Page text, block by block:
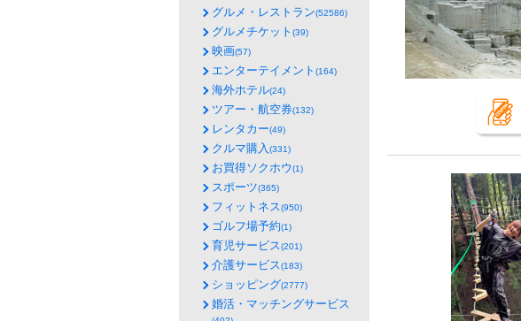
グルメ・レストラン(52586)
グルメチケット (39)
映画(57)
エンターテイメント (164)
海外ホテル(24)
ツアー・航空券(132)
レンタカー(49)
クルマ購入(331)
お買得ソクホウ(1)
スポーツ(365)
フィットネス(950)
ゴルフ場予約(1)
育児サービス(201)
介護サービス(183)
ショッピング(2777)
婚活・マッチングサービス